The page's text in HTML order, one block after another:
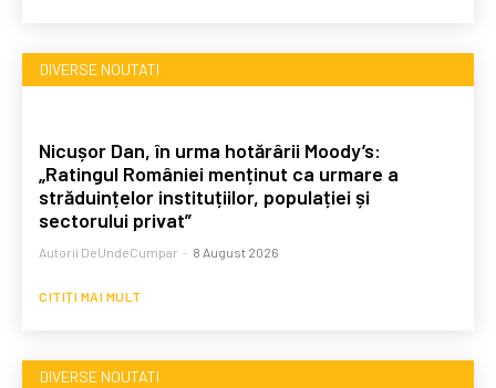
DIVERSE NOUTATI
Nicușor Dan, în urma hotărârii Moody’s:
„Ratingul României menținut ca urmare a
străduințelor instituțiilor, populației și
sectorului privat”
Autorii DeUndeCumpar - 8 August 2026
CITIȚI MAI MULT
DIVERSE NOUTATI